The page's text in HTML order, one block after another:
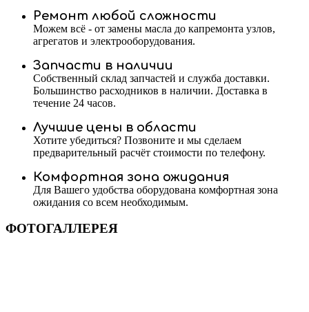
Ремонт любой сложности
Можем всё - от замены масла до капремонта узлов,
агрегатов и электрооборудования.
Запчасти в наличии
Собственный склад запчастей и служба доставки.
Большинство расходников в наличии. Доставка в
течение 24 часов.
Лучшие цены в области
Хотите убедиться? Позвоните и мы сделаем
предварительный расчёт стоимости по телефону.
Комфортная зона ожидания
Для Вашего удобства оборудована комфортная зона
ожидания со всем необходимым.
ФОТОГАЛЛЕРЕЯ